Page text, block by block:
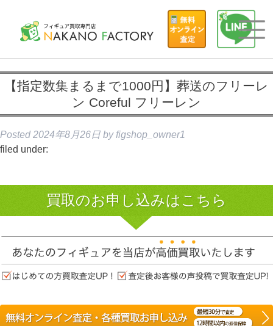
【指定数集まるまで1000円】葬送のフリーレ
ン Coreful フリーレン
Posted 2024年8月26日 by figshop_owner1
filed under:
買取のお申し込みはこちら